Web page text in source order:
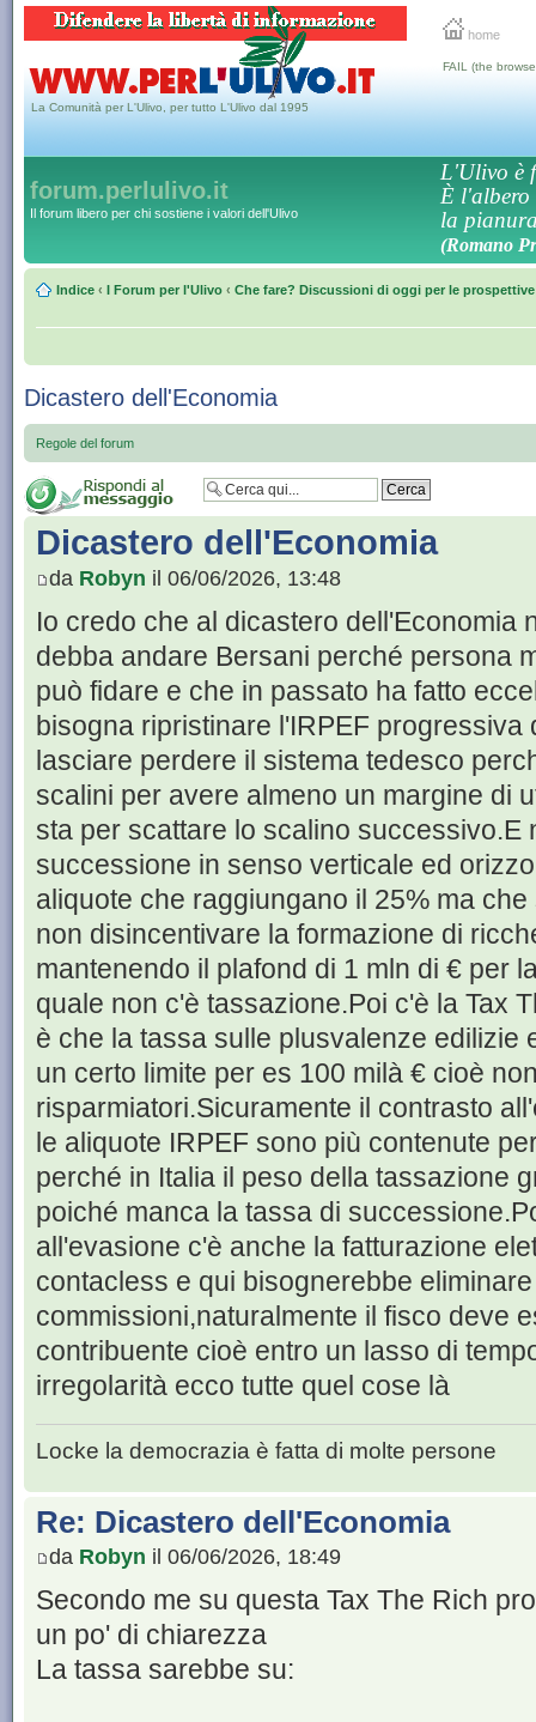
home
La Comunità per L'Ulivo, per tutto L'Ulivo dal 1995
FAIL (the
forum.perlulivo.it
Il forum libero per chi sostiene i valori dell'Ulivo
L'Ulivo è
È l'albero
la
(Romano
Indice ‹ I Forum per l'Ulivo ‹ Che fare? Discussioni di oggi per le
Dicastero dell'Economia
Regole del forum
Dicastero dell'Economia
da Robyn il 06/06/2026, 13:48
Io credo che al dicastero dell'Economia
debba andare Bersani perché persona
può fidare e che in passato ha fatto
bisogna ripristinare l'IRPEF progressiva
lasciare perdere il sistema tedesco
scalini per avere almeno un margine di
sta per scattare lo scalino successivo.E
successione in senso verticale ed
aliquote che raggiungano il 25% ma
non disincentivare la formazione di
mantenendo il plafond di 1 mln di € per
quale non c'è tassazione.Poi c'è la Tax
è che la tassa sulle plusvalenze edilizie
un certo limite per es 100 milà € cioè
risparmiatori.Sicuramente il contrasto
le aliquote IRPEF sono più contenute
perché in Italia il peso della tassazione
poiché manca la tassa di
all'evasione c'è anche la fatturazione
contacless e qui bisognerebbe
commissioni,naturalmente il fisco deve
contribuente cioè entro un lasso di
irregolarità ecco tutte quel cose là
Locke la democrazia è fatta di molte persone
Re: Dicastero dell'Economia
da Robyn il 06/06/2026, 18:49
Secondo me su questa Tax The Rich
un po' di chiarezza
La tassa sarebbe su: